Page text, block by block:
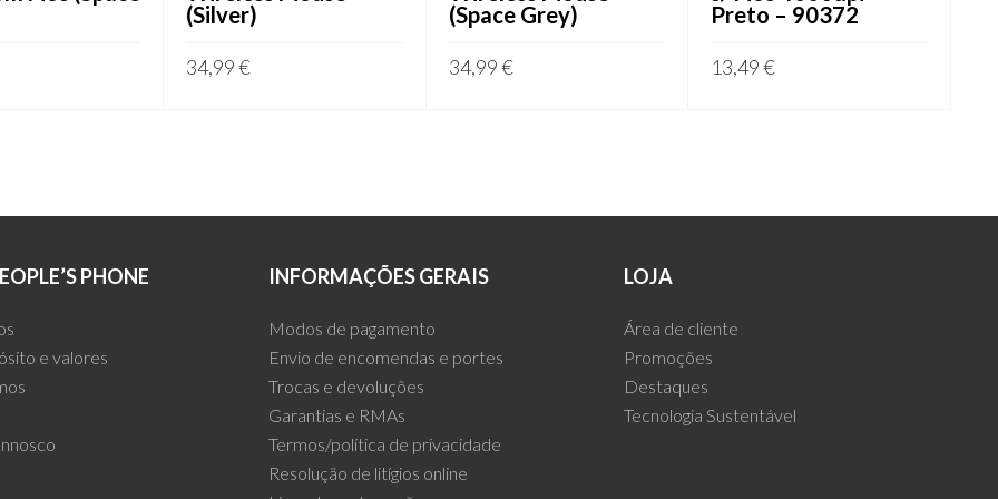
(Silver)
34,99€
(Space Grey)
34,99€
Preto – 90372
13,49€
PHONE
e valores
INFORMAÇÕES GERAIS
Modos de pagamento
Envio de encomendas e portes
Trocas e devoluções
Garantias e RMAs
Termos/política de privacidade
Resolução de litígios online
LOJA
Área de cliente
Promoções
Destaques
Tecnologia Sustentável